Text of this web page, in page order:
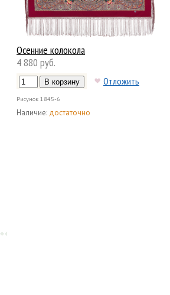
Осенние колокола
4 880 руб.
Отложить
Рисунок 1845-6
Наличие: достаточно